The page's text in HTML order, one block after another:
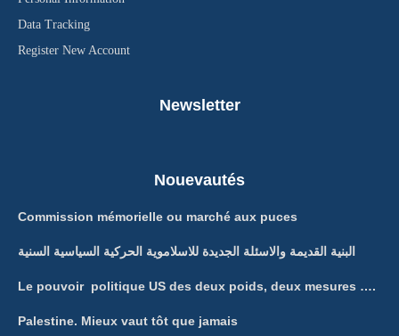
Data Tracking
Register New Account
Newsletter
Nouevautés
Commission mémorielle ou marché aux puces
البنية القديمة والاسئلة الجديدة للاسلاموية الحركية السياسية السنية
Le pouvoir politique US des deux poids, deux mesures ….
Palestine. Mieux vaut tôt que jamais